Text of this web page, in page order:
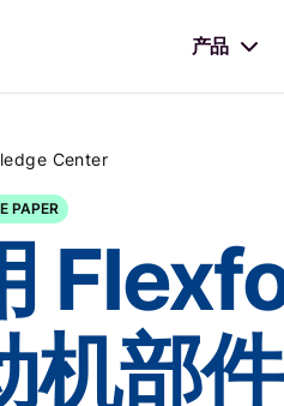
产品
Center
PAPER
机部